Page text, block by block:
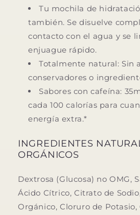
Tu mochila de
también. Se disuelve
contacto con el agua y se
enjuague rápido.
Totalmente natural: Sin
conservadores o
Sabores con cafeína:
cada 100 calorías para
energía extra.*
INGREDIENTES
ORGÁNICOS
Dextrosa (Glucosa) no OMG,
Ácido Cítrico, Citrato de
Orgánico, Cloruro de Potasio,